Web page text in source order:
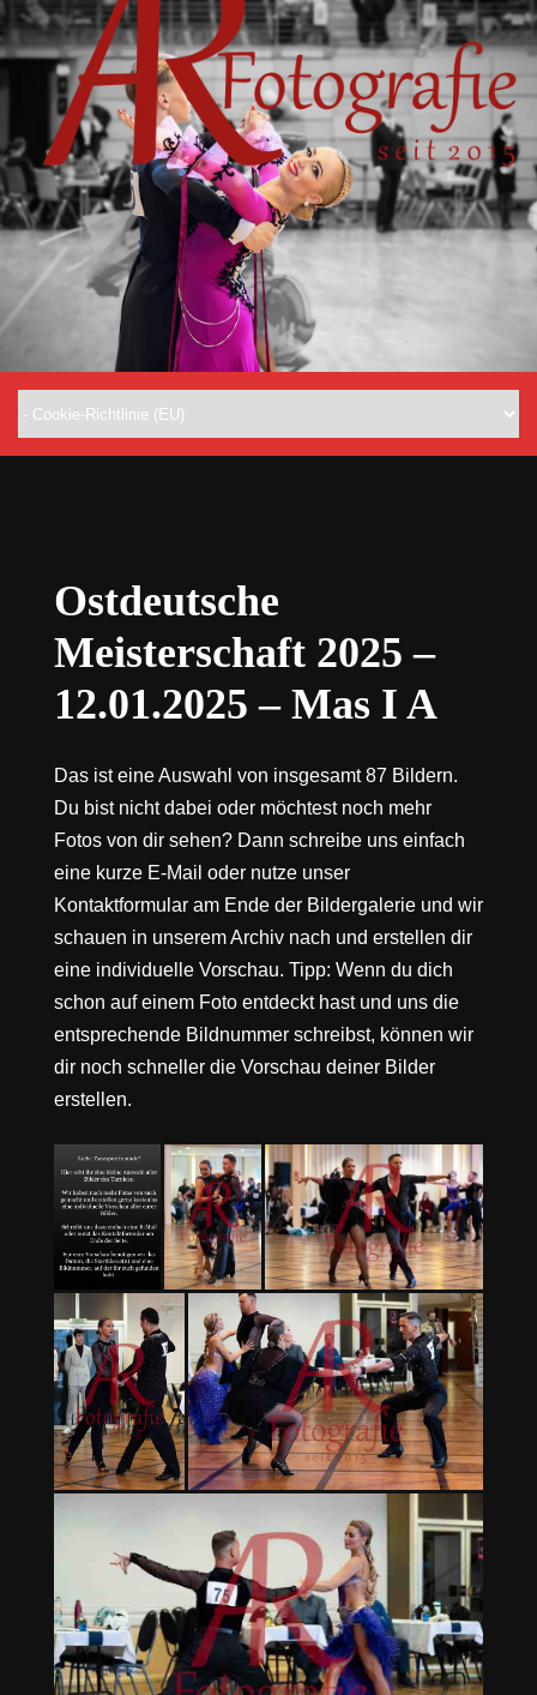
Ostdeutsche
Meisterschaft 2025 –
12.01.2025 – Mas I A
Das ist eine Auswahl von insgesamt 87 Bildern.
Du bist nicht dabei oder möchtest noch mehr
Fotos von dir sehen? Dann schreibe uns einfach
eine kurze E-Mail oder nutze unser
Kontaktformular am Ende der Bildergalerie und wir
schauen in unserem Archiv nach und erstellen dir
eine individuelle Vorschau. Tipp: Wenn du dich
schon auf einem Foto entdeckt hast und uns die
entsprechende Bildnummer schreibst, können wir
dir noch schneller die Vorschau deiner Bilder
erstellen.